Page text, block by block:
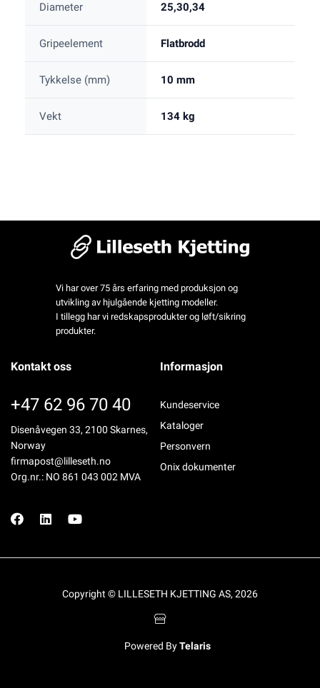
Diameter 25,30,34
Gripeelement Flatbrodd
Tykkelse (mm) 10 mm
Vekt 134 kg
Vi har over 75 års erfaring med produksjon og
utvikling av hjulgående kjetting modeller.
I tillegg har vi redskapsprodukter og løft/sikring
produkter.
Kontakt oss
+47 62 96 70 40
Disenåvegen 33, 2100 Skarnes,
Norway
firmapost@lilleseth.no
Org.nr.: NO 861 043 002 MVA
Informasjon
Kundeservice
Kataloger
Personvern
Onix dokumenter
Copyright © LILLESETH KJETTING AS, 2026
Powered ByTelaris